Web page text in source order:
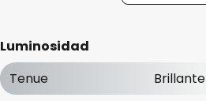
Luminosidad
Tenue
Brillante